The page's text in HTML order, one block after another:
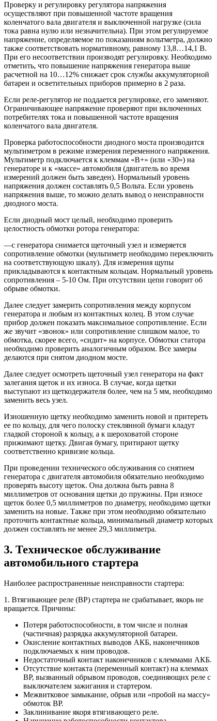
Проверку и регулировку регулятора напряжения
осуществляют при повышенной частоте вращения
коленчатого вала двигателя и выключенной нагрузке (сила
тока равна нулю или незначительна). При этом регулируемое
напряжение, определяемое по показаниям вольтметра, должно
также соответствовать нормативному, равному 13,8…14,1 В.
При его несоответствии производят регулировку. Необходимо
отметить, что повышение напряжения генератора выше
расчетной на 10…12% снижает срок службы аккумуляторной
батареи и осветительных приборов примерно в 2 раза.
Если реле-регулятор не поддается регулировке, его заменяют.
Ограничивающее напряжение проверяют при включенных
потребителях тока и повышенной частоте вращения
коленчатого вала двигателя.
Проверка работоспособности диодного моста производится
мультиметром в режиме измерения переменного напряжения.
Мультиметр подключается к клеммам «В+» (или «30») на
генераторе и к «массе» автомобиля (двигатель во время
измерений должен быть заведен). Нормальный уровень
напряжения должен составлять 0,5 Вольта. Если уровень
напряжения выше, то можно делать вывод о неисправности
диодного моста.
Если диодный мост целый, необходимо проверить
целостность обмотки ротора генератора:
—с генератора снимается щеточный узел и измеряется
сопротивление обмотки (мультиметр необходимо переключить
на соответствующую шкалу). Для измерения щупы
прикладываются к контактным кольцам. Нормальный уровень
сопротивления – 5-10 Ом. При отсутствии цепи говорит об
обрыве обмотки.
Далее следует замерить сопротивления между корпусом
генератора и любым из контактных колец. В этом случае
прибор должен показать максимальное сопротивление. Если
же звучит «звонок» или сопротивление слишком малое, то
обмотка, скорее всего, «сидит» на корпусе. Обмотки статора
необходимо проверить аналогичным образом. Все замеры
делаются при снятом диодном мосте.
Далее следует осмотреть щеточный узел генератора на факт
залегания щеток и их износа. В случае, когда щетки
выступают из щеткодержателя более, чем на 5 мм, необходимо
заменить весь узел.
Изношенную щетку необходимо заменить новой и притереть
ее по кольцу, для чего полоску стеклянной бумаги кладут
гладкой стороной к кольцу, а к шероховатой стороне
прижимают щетку. Двигая бумагу, притирают щетку
соответственно кривизне кольца.
При проведении технического обслуживания со снятием
генератора с двигателя автомобиля обязательно необходимо
проверять высоту щеток. Она должна быть равна 8
миллиметров от основания щетки до пружины. При износе
щеток более 0,5 миллиметров по диаметру, необходимо щетки
заменить на новые. Также при этом необходимо обязательно
проточить контактные кольца, минимальный диаметр которых
должен составлять не менее 29,3 миллиметра.
3. Техническое обслуживание
автомобильного стартера
Наиболее распространенные неисправности стартера:
1. Втягивающее реле (ВР) стартера не срабатывает, якорь не
вращается. Причины:
Потеря работоспособности, в том числе и полная
(частичная) разрядка аккумуляторной батареи.
Окисление контактных выводов АКБ, наконечников
подключаемых к ним проводов.
Недостаточный контакт наконечников с клеммами АКБ.
Отсутствие контакта (переменный контакт) на клеммах
ВР, вызванный обрывом проводов, соединяющих реле с
выключателем зажигания и стартером.
Межвитковое замыкание, обрыв или «пробой на массу»
обмоток ВР.
Заклинивание якоря втягивающего реле.